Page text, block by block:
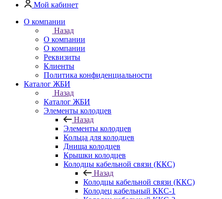
Мой кабинет
О компании
Назад
О компании
О компании
Реквизиты
Клиенты
Политика конфиденциальности
Каталог ЖБИ
Назад
Каталог ЖБИ
Элементы колодцев
Назад
Элементы колодцев
Кольца для колодцев
Днища колодцев
Крышки колодцев
Колодцы кабельной связи (ККС)
Назад
Колодцы кабельной связи (ККС)
Колодец кабельный ККС-1